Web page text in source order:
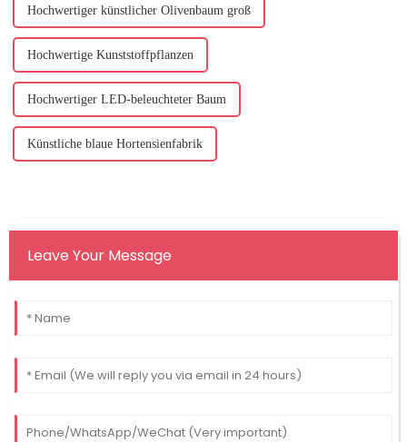
Hochwertiger künstlicher Olivenbaum groß
Hochwertige Kunststoffpflanzen
Hochwertiger LED-beleuchteter Baum
Künstliche blaue Hortensienfabrik
Leave Your Message